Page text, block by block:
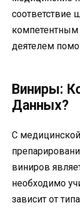
соответствие
компетентным
деятелем
Виниры:
Данных?
С
виниров
необходимо
зависит от